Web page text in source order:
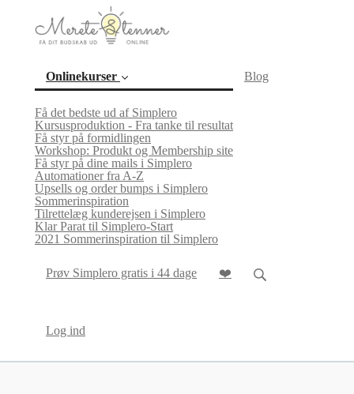
Onlinekurser
Få det bedste ud af Simplero
Kursusproduktion - Fra tanke til resultat
Få styr på formidlingen
Workshop: Produkt og Membership site(current)
Få styr på dine mails i Simplero
Automationer fra A-Z
Upsells og order bumps i Simplero
Sommerinspiration
Tilrettelæg kunderejsen i Simplero
Klar Parat til Simplero-Start
2021 Sommerinspiration til Simplero
Blog
Prøv Simplero gratis i 44 dage ❤️
Log ind